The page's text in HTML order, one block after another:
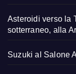
Asteroidi verso la
sotterraneo, alla
Suzuki al Salone